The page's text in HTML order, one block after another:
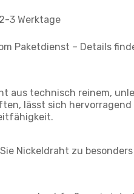
3 Werktage
Paketdienst – Details
aus technisch reinem,
lässt sich
Sie Nickeldraht zu